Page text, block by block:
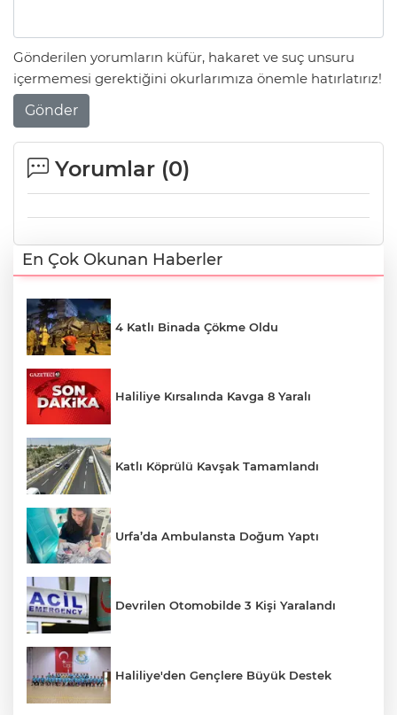
Gönderilen yorumların küfür, hakaret ve suç unsuru
içermemesi gerektiğini okurlarımıza önemle hatırlatırız!
Gönder
Yorumlar (0)
En Çok Okunan Haberler
4 Katlı Binada Çökme Oldu
Haliliye Kırsalında Kavga 8 Yaralı
Katlı Köprülü Kavşak Tamamlandı
Urfa’da Ambulansta Doğum Yaptı
Devrilen Otomobilde 3 Kişi Yaralandı
Haliliye'den Gençlere Büyük Destek